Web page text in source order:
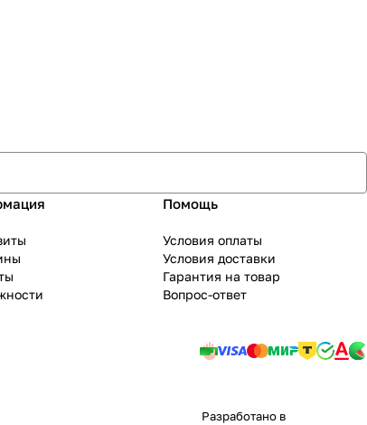
Помощь
Условия оплаты
Условия доставки
Гарантия на товар
Вопрос-ответ
Разработано в